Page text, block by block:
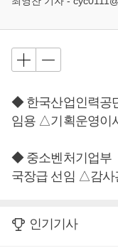
◆ 한국산업인력공
임용 △기획운영이
◆ 중소벤처기업부
국장급 선임 △감사
인기기사